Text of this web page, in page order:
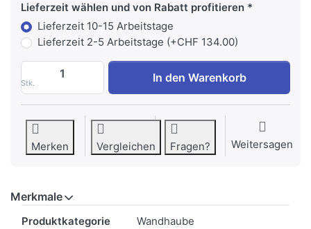
Lieferzeit wählen und von Rabatt profitieren
Lieferzeit 10-15 Arbeitstage
Lieferzeit 2-5 Arbeitstage (+CHF 134.00)
Stk.
MIELE DAH 1650 Active Wand-
In den Warenkorb
Merken Vergleichen Fragen? Weitersagen
Merkmale
Produktkategorie Wandhaube